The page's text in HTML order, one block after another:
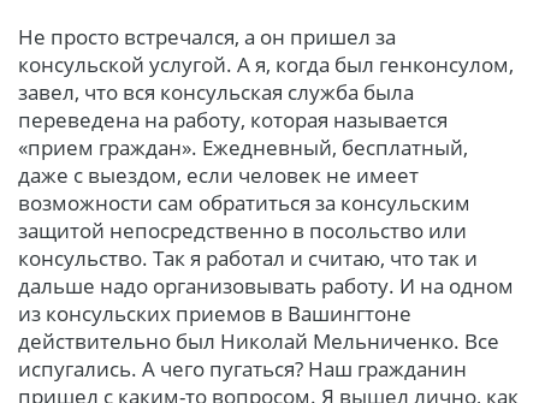
Не просто встречался, а он пришел за
консульской услугой. А я, когда был генконсулом,
завел, что вся консульская служба была
переведена на работу, которая называется
«прием граждан». Ежедневный, бесплатный,
даже с выездом, если человек не имеет
возможности сам обратиться за консульским
защитой непосредственно в посольство или
консульство. Так я работал и считаю, что так и
дальше надо организовывать работу. И на одном
из консульских приемов в Вашингтоне
действительно был Николай Мельниченко. Все
испугались. А чего пугаться? Наш гражданин
пришел с каким-то вопросом. Я вышел лично, как